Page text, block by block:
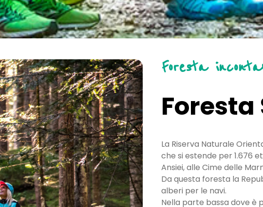
Foresta
La Riserva Naturale
che si estende per 1.676
Ansiei, alle Cime delle
Da questa foresta la
alberi per le navi.
Nella parte bassa dove è